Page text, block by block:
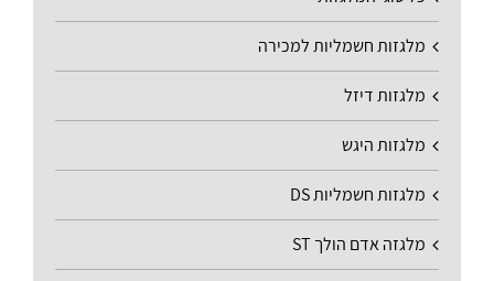
מלגזות חשמליות למכירה
מלגזות דיזל
מלגזות היגש
מלגזות חשמליות DS
מלגזה אדם הולך ST